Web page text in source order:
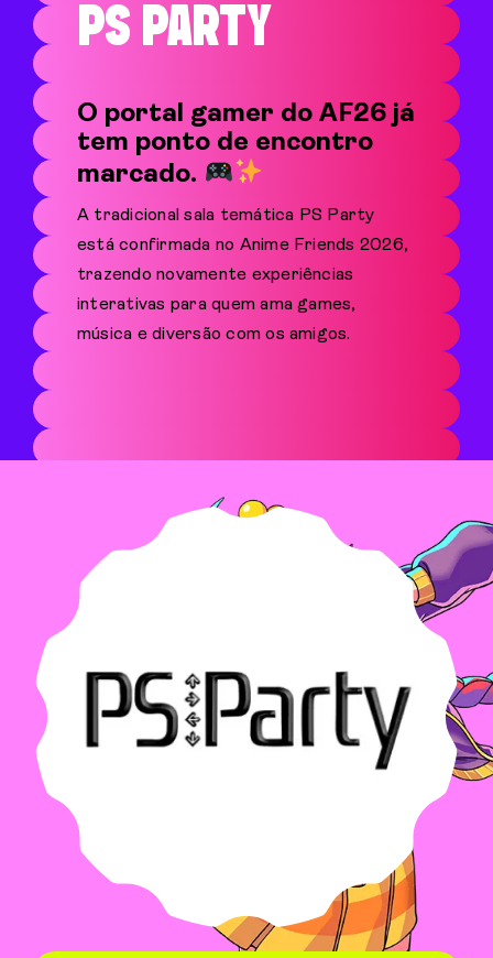
PS PARTY
O portal gamer do AF26 já
tem ponto de encontro
marcado.
A tradicional sala temática PS Party
está confirmada no Anime Friends 2026,
trazendo novamente experiências
interativas para quem ama games,
música e diversão com os amigos.